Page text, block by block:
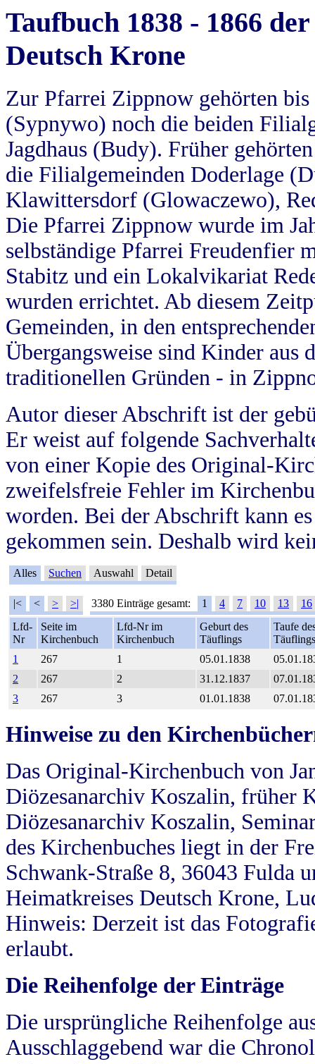
Taufbuch 1838 - 1866
Deutsch Krone
Zur Pfarrei Zippnow gehörten
(Sypnywo) noch die beiden
Jagdhaus (Budy). Früher
die Filialgemeinden Doderlage
Klawittersdorf (Glowaczewo),
Die Pfarrei Zippnow wurde im
selbständige Pfarrei Freudenfier
Stabitz und ein Lokalvikariat
wurden errichtet. Ab diesem
Gemeinden, in den
Übergangsweise sind Kinder aus
traditionellen Gründen - in
Autor dieser Abschrift ist der
Er weist auf folgende
von einer Kopie des Original-
zweifelsfreie Fehler im
worden. Bei der Abschrift kann
gekommen sein. Deshalb wird
Alles Suchen Auswahl Detail
|< < > >| 3380 Einträge gesamt: 1 4 7 10 13
16
Lfd-
Nr
Seite im
Kirchenbuch
Lfd-Nr im
Kirchenbuch
Geburt des
Täuflings
Taufe
Täuflings
1
267 1 05.01.1838
2
267 2 31.12.1837
3
267 3 01.01.1838
Hinweise zu den
Das Original-Kirchenbuch von
Diözesanarchiv Koszalin, früher
Diözesanarchiv Koszalin,
des Kirchenbuches liegt in der
Schwank-Straße 8, 36043 Fulda
Heimatkreises Deutsch Krone,
Hinweis: Derzeit ist das
erlaubt.
Die Reihenfolge der Einträge
Die ursprüngliche Reihenfolge
Ausschlaggebend war die